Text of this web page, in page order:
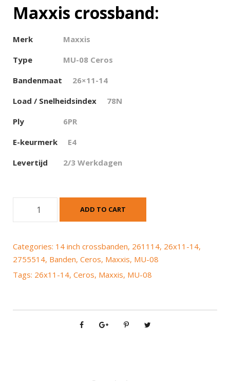
Maxxis crossband:
Merk
Maxxis
Type
MU-08 Ceros
Bandenmaat
26×11-14
Load / Snelheidsindex
78N
Ply
6PR
E-keurmerk
E4
Levertijd
2/3 Werkdagen
x
M
ADD TO CART
Categories: 14 inch crossbanden, 261114, 26x11-14,
2755514, Banden, Ceros, Maxxis, MU-08
Tags: 26x11-14, Ceros, Maxxis, MU-08